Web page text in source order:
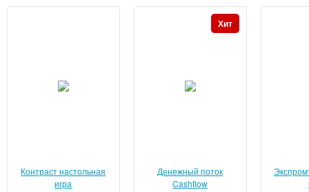
Контраст настольная
игра
Денежный поток
Cashflow
Хит